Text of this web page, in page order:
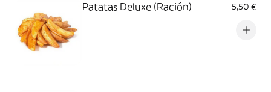
Patatas Deluxe (Ración) 5,50 €